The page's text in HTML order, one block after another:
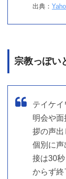
出典：
宗教っぽい
テイケ
明会や
拶の声
個別に
接は30
からず